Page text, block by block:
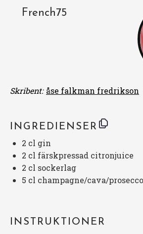
French75
Skribent: åse falkman fredrikson
INGREDIENSER
2 cl gin
2 cl färskpressad citronjuice
2 cl sockerlag
5 cl champagne/cava/prosecco
INSTRUKTIONER